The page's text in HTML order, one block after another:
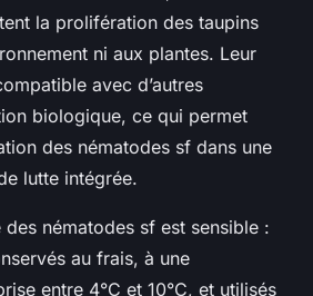
la prolifération des taupins
ni aux plantes. Leur
avec d’autres
biologique, ce qui permet
des nématodes sf dans une
lutte intégrée.
nématodes sf est sensible :
au frais, à une
entre 4°C et 10°C, et utilisés